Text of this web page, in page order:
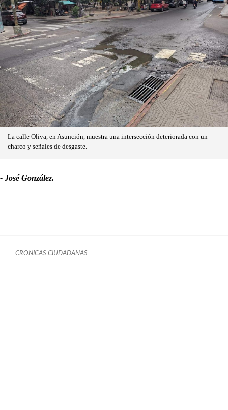
La calle Oliva, en Asunción, muestra una intersección deteriorada con un
charco y señales de desgaste.
- José González.
CRONICAS CIUDADANAS